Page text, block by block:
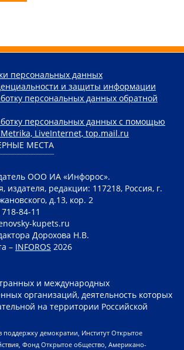
персональных данных
и защиты информации
персональных данных обратной
персональных данных с помощью
LiveInternet, top.mail.ru
МЕСТА
ООО ИА «Инфорос».
издателя, редакции: 117218, Россия, г.
д.13, кор. 2
84-11
kupets.ru
Дорохова Н.В.
– INFOROS 2026
и международных
организаций, деятельность которых
на территории Российской
демократии, Институт Открытое
Фонд Открытое общество, Американо-